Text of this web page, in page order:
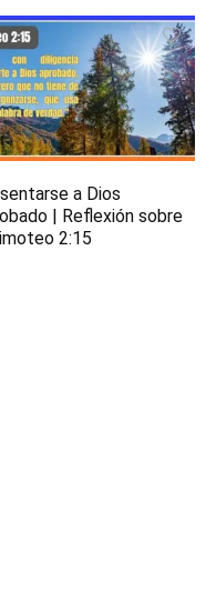
a Dios
| Reflexión sobre
2:15